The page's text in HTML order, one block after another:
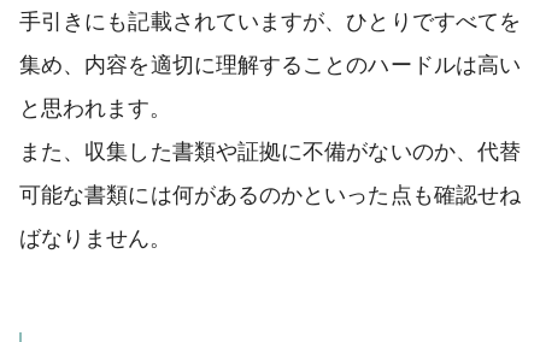
手引きにも記載されていますが、ひとりですべてを
集め、内容を適切に理解することのハードルは高い
と思われます。
また、収集した書類や証拠に不備がないのか、代替
可能な書類には何があるのかといった点も確認せね
ばなりません。